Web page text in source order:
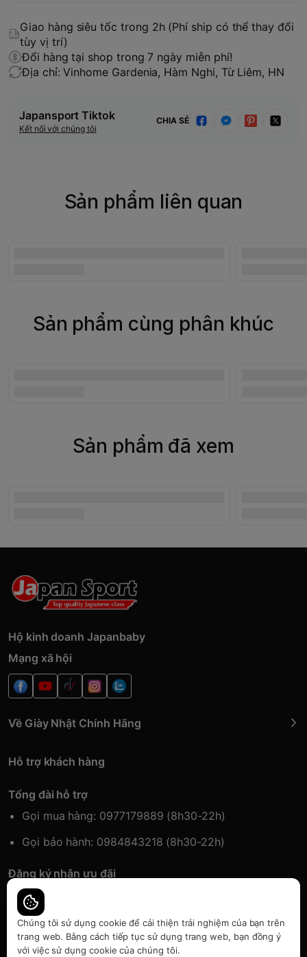
Giao hàng siêu tốc trong 2h (Phí ship có thể thay đổi
tùy vị trí)
Đổi hàng tại shop trong 7 ngày miễn phí!
Địa chỉ: Vinhome Gardenia, Hàm Nghi, Từ Liêm, HN
Japansport Tiktok
Kết nối với chúng tôi
CHIA SẺ
Sản phẩm liên quan
Sản phẩm cùng phân khúc
Sản phẩm đã xem
Hộ kinh doanh Japanbaby
Mạng xã hội
Về Giày Nhật Chính Hãng
Hỗ trợ khách hàng
Tổng đài hỗ trợ
Gọi mua hàng: 0977179889 (8h30-22h)
Gọi bảo hành: 0984843218 (8h30-22h)
Đăng ký nhận ưu đãi
Đăng kí để nhận thông tin ưu đãi sớm nhất.
Chúng tôi sử dụng cookie để cải thiện trải nghiệm của bạn trên
trang web. Bằng cách tiếp tục sử dụng trang web, bạn đồng ý
với việc sử dụng cookie của chúng tôi.